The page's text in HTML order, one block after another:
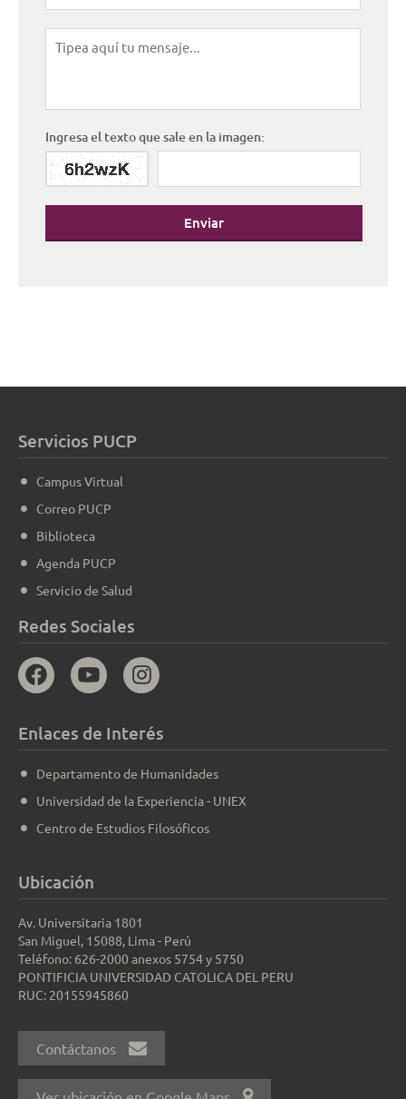
Ingresa el texto que sale en la imagen:
Enviar
Servicios PUCP
Campus Virtual
Correo PUCP
Biblioteca
Agenda PUCP
Servicio de Salud
Redes Sociales
Enlaces de Interés
Departamento de Humanidades
Universidad de la Experiencia - UNEX
Centro de Estudios Filosóficos
Ubicación
Av. Universitaria 1801
San Miguel, 15088, Lima - Perú
Teléfono: 626-2000 anexos 5754 y 5750
PONTIFICIA UNIVERSIDAD CATOLICA DEL PERU
RUC: 20155945860
Contáctanos